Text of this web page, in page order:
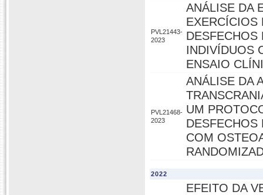
PVL21443-
2023
ANÁLISE DA
EXERCÍCIOS
DESFECHOS
INDIVÍDUOS
ENSAIO
PVL21468-
2023
ANÁLISE DA
UM
DESFECHOS
COM
2022
EFEITO DA